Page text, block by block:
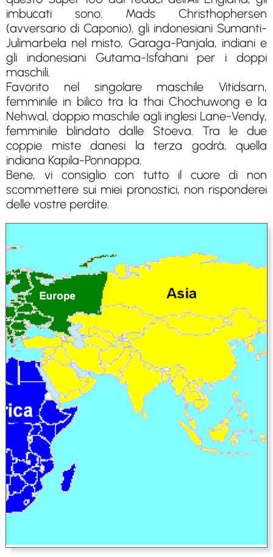
imbucati sono: Mads Christhophersen
(avversario di Caponio), gli indonesiani Sumanti-
Julimarbela nel misto, Garaga-Panjala, indiani e
gli indonesiani Gutama-Isfahani per i doppi
maschili.
Favorito nel singolare maschile Vitidsarn,
femminile in bilico tra la thai Chochuwong e la
Nehwal, doppio maschile agli inglesi Lane-Vendy,
femminile blindato dalle Stoeva. Tra le due
coppie miste danesi la terza godrà, quella
indiana Kapila-Ponnappa.
Bene, vi consiglio con tutto il cuore di non
scommettere sui miei pronostici, non risponderei
delle vostre perdite.